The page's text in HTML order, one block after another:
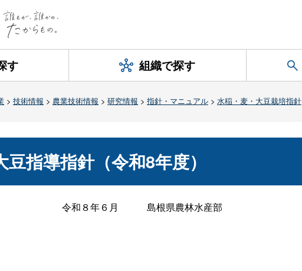
す 組織で探す
> 技術情報 > 農業技術情報 > 研究情報 > 指針・マニュアル > 水稲・麦・大豆栽培指針
指導指針（令和8年度）
令和８年６月 島根県農林水産部